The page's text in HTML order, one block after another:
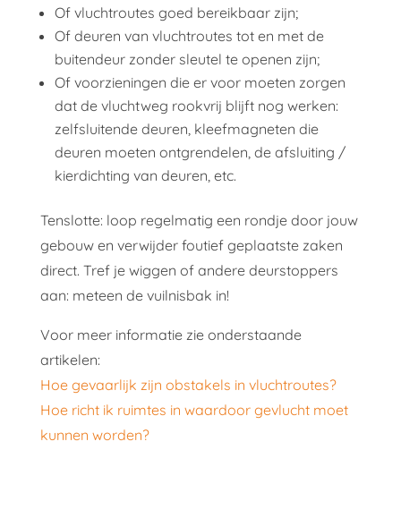
Of vluchtroutes goed bereikbaar zijn;
Of deuren van vluchtroutes tot en met de
buitendeur zonder sleutel te openen zijn;
Of voorzieningen die er voor moeten zorgen
dat de vluchtweg rookvrij blijft nog werken:
zelfsluitende deuren, kleefmagneten die
deuren moeten ontgrendelen, de afsluiting /
kierdichting van deuren, etc.
Tenslotte: loop regelmatig een rondje door jouw
gebouw en verwijder foutief geplaatste zaken
direct. Tref je wiggen of andere deurstoppers
aan: meteen de vuilnisbak in!
Voor meer informatie zie onderstaande
artikelen:
Hoe gevaarlijk zijn obstakels in vluchtroutes?
Hoe richt ik ruimtes in waardoor gevlucht moet
kunnen worden?